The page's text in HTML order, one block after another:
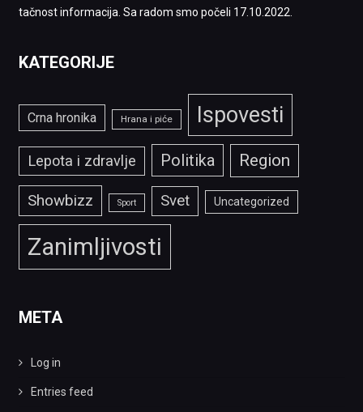
tačnost informacija. Sa radom smo počeli 17.10.2022.
KATEGORIJE
Crna hronika Hrana i piće Ispovesti
Lepota i zdravlje Politika Region
Showbizz Sport Svet Uncategorized
Zanimljivosti
META
Log in
Entries feed